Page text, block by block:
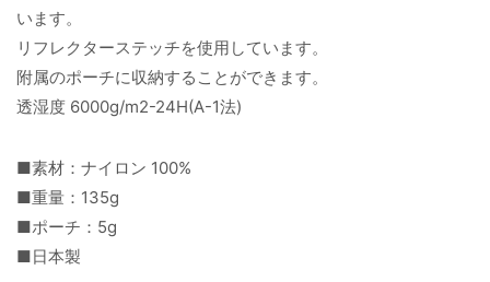
います。
リフレクターステッチを使用しています。
附属のポーチに収納することができます。
透湿度 6000g/m2-24H(A-1法)
■素材：ナイロン 100%
■重量：135g
■ポーチ：5g
■日本製